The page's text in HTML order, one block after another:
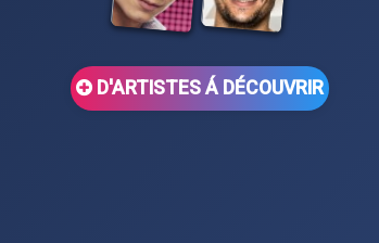
D'ARTISTES Á DÉCOUVRIR